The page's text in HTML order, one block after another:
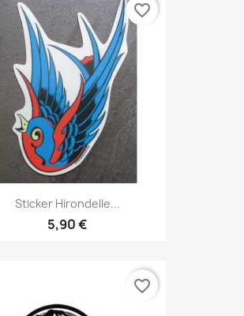
Sticker Hirondelle...
5,90 €
favorite_border
favorite_border